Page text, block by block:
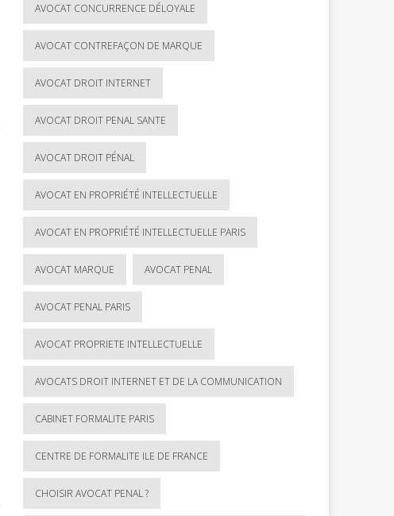
AVOCAT CONCURRENCE DÉLOYALE
AVOCAT CONTREFAÇON DE MARQUE
AVOCAT DROIT INTERNET
AVOCAT DROIT PENAL SANTE
AVOCAT DROIT PÉNAL
AVOCAT EN PROPRIÉTÉ INTELLECTUELLE
AVOCAT EN PROPRIÉTÉ INTELLECTUELLE PARIS
AVOCAT MARQUE AVOCAT PENAL
AVOCAT PENAL PARIS
AVOCAT PROPRIETE INTELLECTUELLE
AVOCATS DROIT INTERNET ET DE LA COMMUNICATION
CABINET FORMALITE PARIS
CENTRE DE FORMALITE ILE DE FRANCE
CHOISIR AVOCAT PENAL ?